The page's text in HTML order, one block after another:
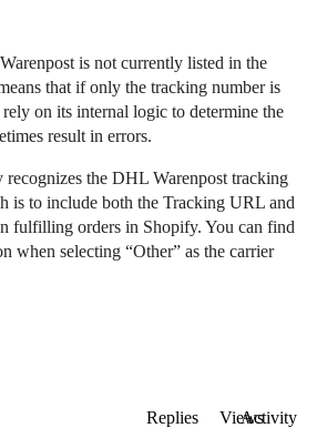
is not currently listed in the
that if only the tracking number is
on its internal logic to determine the
result in errors.
the DHL Warenpost tracking
is to include both the Tracking URL and
fulfilling orders in Shopify. You can find
when selecting “Other” as the carrier
Replies ViewsActivity